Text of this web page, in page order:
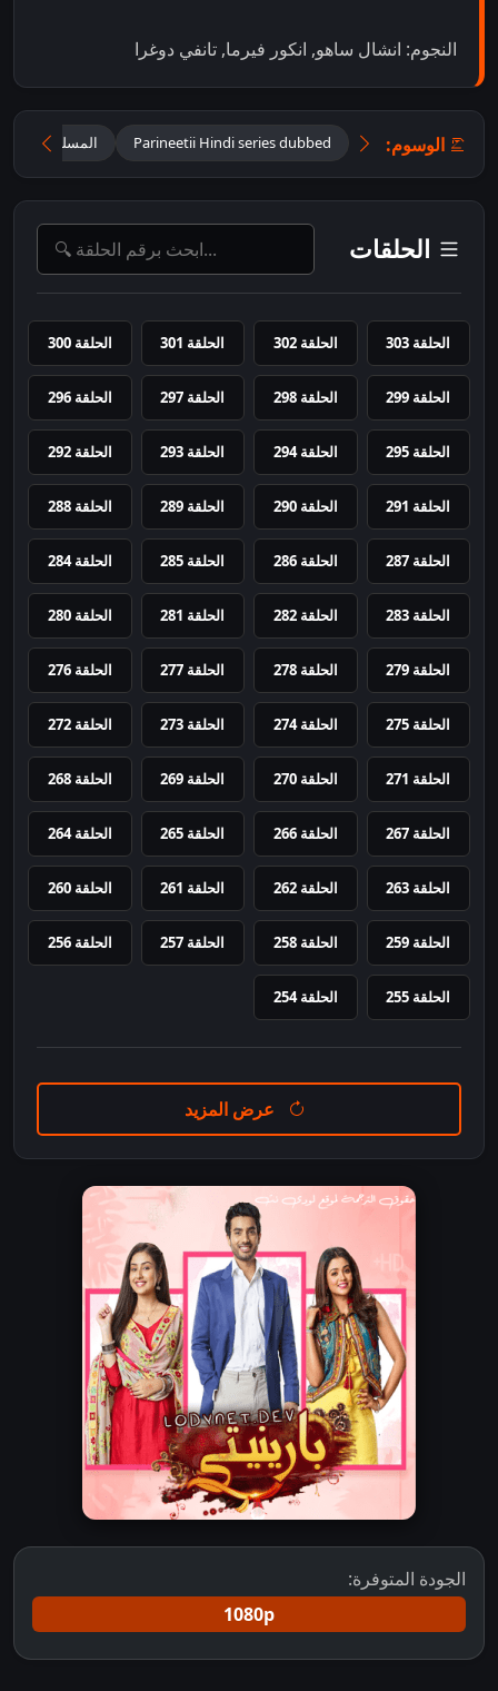
النجوم: انشال ساهو, انكور فيرما, تانفي دوغرا
الوسوم: Parineetii Hindi series dubbed المسلسل
الحلقات
الحلقة 303 الحلقة 302 الحلقة 301 الحلقة 300
الحلقة 299 الحلقة 298 الحلقة 297 الحلقة 296
الحلقة 295 الحلقة 294 الحلقة 293 الحلقة 292
الحلقة 291 الحلقة 290 الحلقة 289 الحلقة 288
الحلقة 287 الحلقة 286 الحلقة 285 الحلقة 284
الحلقة 283 الحلقة 282 الحلقة 281 الحلقة 280
الحلقة 279 الحلقة 278 الحلقة 277 الحلقة 276
الحلقة 275 الحلقة 274 الحلقة 273 الحلقة 272
الحلقة 271 الحلقة 270 الحلقة 269 الحلقة 268
الحلقة 267 الحلقة 266 الحلقة 265 الحلقة 264
الحلقة 263 الحلقة 262 الحلقة 261 الحلقة 260
الحلقة 259 الحلقة 258 الحلقة 257 الحلقة 256
الحلقة 255 الحلقة 254
عرض المزيد
الجودة المتوفرة:
1080p